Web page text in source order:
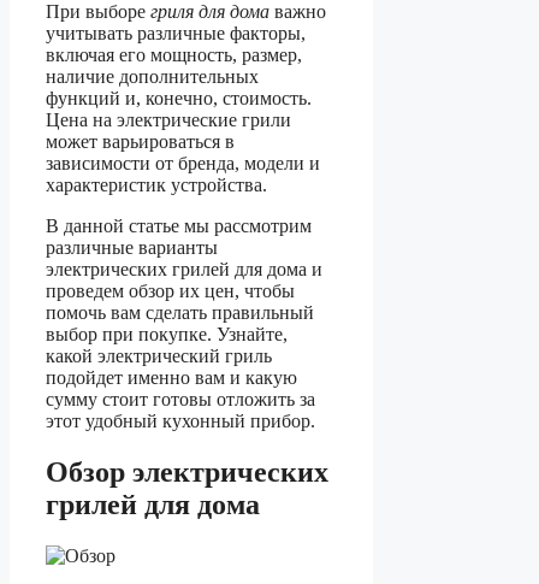
При выборе гриля для дома важно
учитывать различные факторы,
включая его мощность, размер,
наличие дополнительных
функций и, конечно, стоимость.
Цена на электрические грили
может варьироваться в
зависимости от бренда, модели и
характеристик устройства.
В данной статье мы рассмотрим
различные варианты
электрических грилей для дома и
проведем обзор их цен, чтобы
помочь вам сделать правильный
выбор при покупке. Узнайте,
какой электрический гриль
подойдет именно вам и какую
сумму стоит готовы отложить за
этот удобный кухонный прибор.
Обзор электрических
грилей для дома